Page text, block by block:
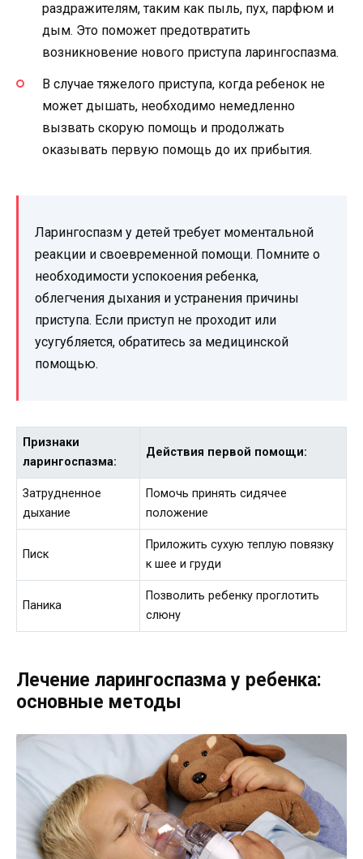
раздражителям, таким как пыль, пух, парфюм и
дым. Это поможет предотвратить
возникновение нового приступа ларингоспазма.
В случае тяжелого приступа, когда ребенок не
может дышать, необходимо немедленно
вызвать скорую помощь и продолжать
оказывать первую помощь до их прибытия.
Ларингоспазм у детей требует моментальной
реакции и своевременной помощи. Помните о
необходимости успокоения ребенка,
облегчения дыхания и устранения причины
приступа. Если приступ не проходит или
усугубляется, обратитесь за медицинской
помощью.
Признаки
ларингоспазма:
Действия первой помощи:
Затрудненное
дыхание
Помочь принять сидячее
положение
Писк
Приложить сухую теплую повязку
к шее и груди
Паника
Позволить ребенку проглотить
слюну
Лечение ларингоспазма у ребенка:
основные методы